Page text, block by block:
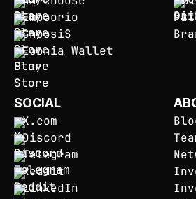
Empoorio
GnoosiS
Eoonia Wallet
SOCIAL
X.com
Discord
Telegram
Reddit
LinkedIn